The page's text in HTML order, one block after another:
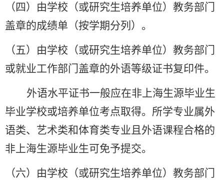
（四）由学校（或研究生培养单位）教务部门
盖章的成绩单（按学期分列）。
（五）由学校（或研究生培养单位）教务部门
或就业工作部门盖章的外语等级证书复印件。
外语水平证书一般应在非上海生源毕业生
毕业学校或培养单位考点取得。所学专业属外
语类、艺术类和体育类专业且外语课程合格的
非上海生源毕业生可免予提交。
（六）由学校（或研究生培养单位）教务部门